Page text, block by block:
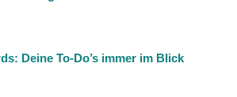
Deine To-Do’s immer im Blick